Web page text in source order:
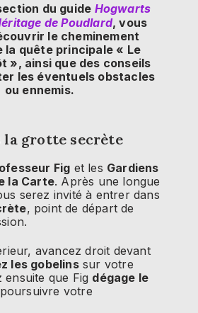
du guide Hogwarts
de Poudlard, vous
le cheminement
la quête principale « Le
», ainsi que des conseils
les éventuels obstacles
ou ennemis.
la grotte secrète
Fig et les Gardiens
la Carte. Après une longue
serez invité à entrer dans
, point de départ de
avancez droit devant
les gobelinssur votre
que Fig dégage le
votre